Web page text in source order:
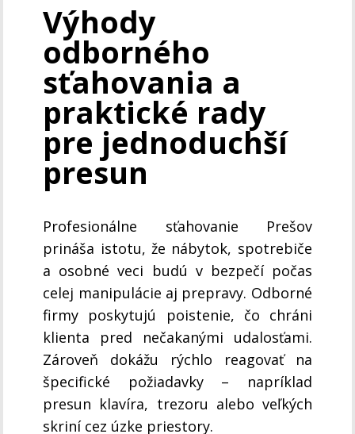
Výhody
odborného
sťahovania a
praktické rady
pre jednoduchší
presun
Profesionálne sťahovanie Prešov
prináša istotu, že nábytok, spotrebiče
a osobné veci budú v bezpečí počas
celej manipulácie aj prepravy. Odborné
firmy poskytujú poistenie, čo chráni
klienta pred nečakanými udalosťami.
Zároveň dokážu rýchlo reagovať na
špecifické požiadavky – napríklad
presun klavíra, trezoru alebo veľkých
skriní cez úzke priestory.